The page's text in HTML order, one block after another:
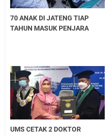
70 ANAK DI JATENG TIAP
TAHUN MASUK PENJARA
UMS CETAK 2 DOKTOR